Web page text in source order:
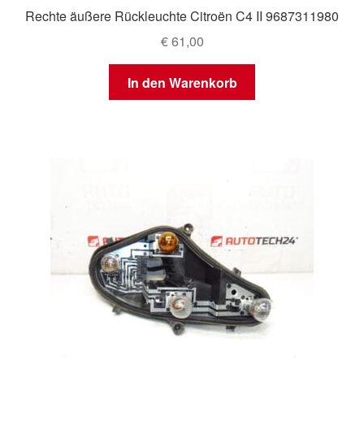
Rechte äußere Rückleuchte Citroën C4 II 9687311980
€61,00
In den Warenkorb